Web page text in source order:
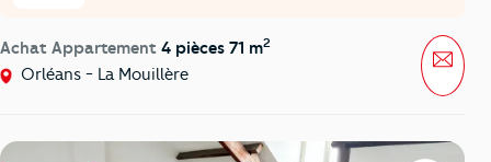
Achat Appartement 4 pièces 71 m2
Orléans - La Mouillère